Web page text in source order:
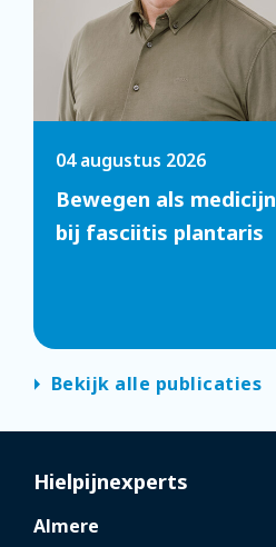
04 augustus 2026
Bewegen als medicijn
bij fasciitis plantaris
arrow_right Bekijk alle publicaties
Hielpijnexperts
Almere